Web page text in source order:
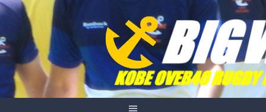
Skip
content